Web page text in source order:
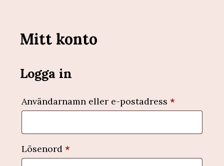
Mitt konto
Logga in
Användarnamn eller e-postadress *
Lösenord *